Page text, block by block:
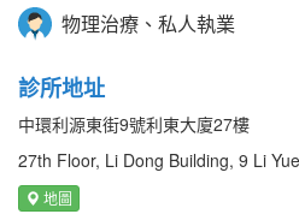
物理治療、私人執業
診所地址
中環利源東街9號利東大廈27樓
27th Floor, Li Dong Building, 9 Li
地圖